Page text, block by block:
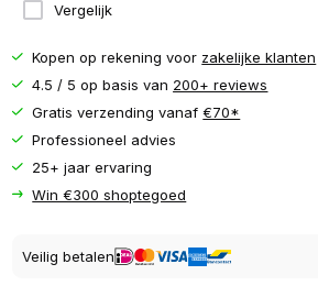
Vergelijk
Kopen op rekening voor zakelijke klanten
4.5 / 5 op basis van 200+ reviews
Gratis verzending vanaf€70*
Professioneel advies
25+ jaar ervaring
Win €300 shoptegoed
Veilig betalen